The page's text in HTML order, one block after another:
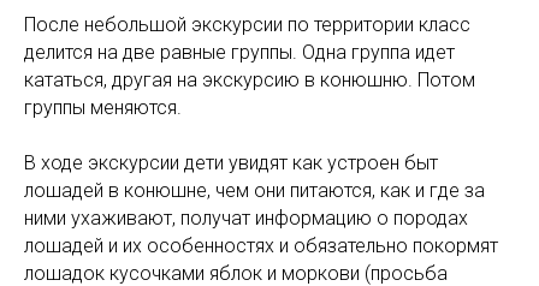
После небольшой экскурсии по территории класс
делится на две равные группы. Одна группа идет
кататься, другая на экскурсию в конюшню. Потом
группы меняются.
В ходе экскурсии дети увидят как устроен быт
лошадей в конюшне, чем они питаются, как и где за
ними ухаживают, получат информацию о породах
лошадей и их особенностях и обязательно покормят
лошадок кусочками яблок и моркови (просьба